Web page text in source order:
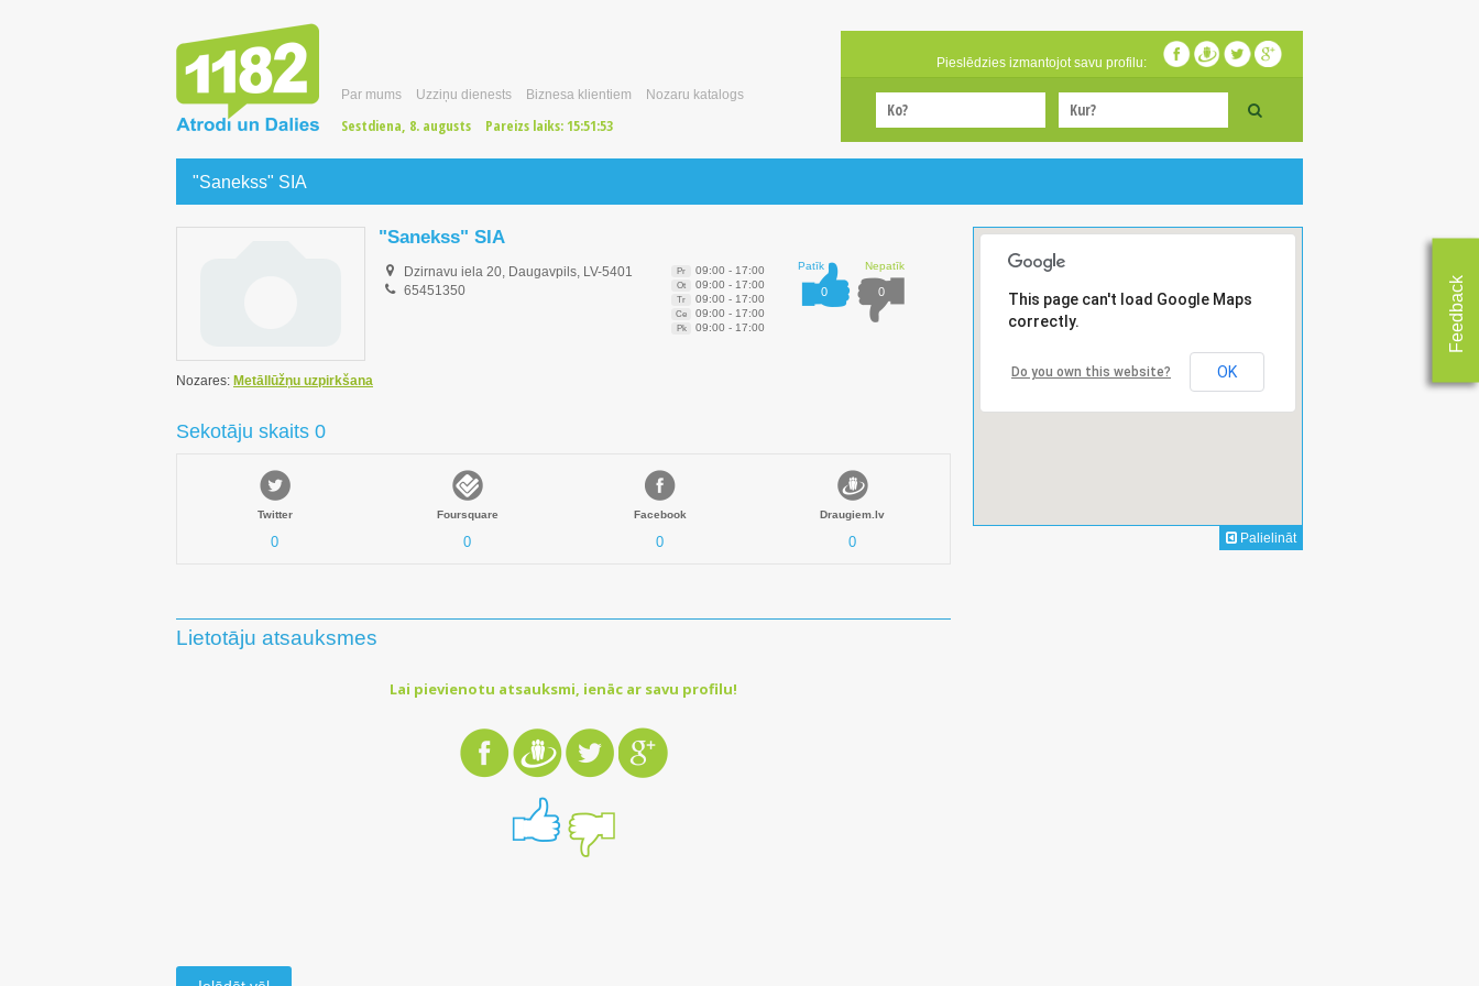
Par mums Uzziņu dienests Biznesa klientiem Nozaru katalogs
Sestdiena, 8. augusts Pareizs laiks: 15:51:53
Pieslēdzies izmantojot savu profilu:
Feedback
"Sanekss" SIA
"Sanekss" SIA
Dzirnavu iela 20, Daugavpils, LV-5401
65451350
Pr 09:00 - 17:00
Ot 09:00 - 17:00
Tr 09:00 - 17:00
Ce 09:00 - 17:00
Pk 09:00 - 17:00
Patīk
0
Nepatīk
0
Nozares: Metāllūžņu uzpirkšana
Sekotāju skaits 0
Twitter
0
Foursquare
0
Facebook
0
Draugiem.lv
0
Lietotāju atsauksmes
Lai pievienotu atsauksmi, ienāc ar savu profilu!
This page can't load Google Maps
correctly.
Do you own this website? OK
Palielināt